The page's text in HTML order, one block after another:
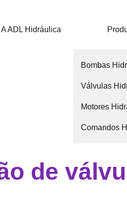
A ADL Hidráulica
Bombas
Válvulas
Motores
Comandos
de